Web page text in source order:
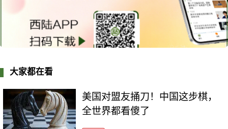
大家都在看
美国对盟友捅刀！中国这步棋，
全世界都看傻了